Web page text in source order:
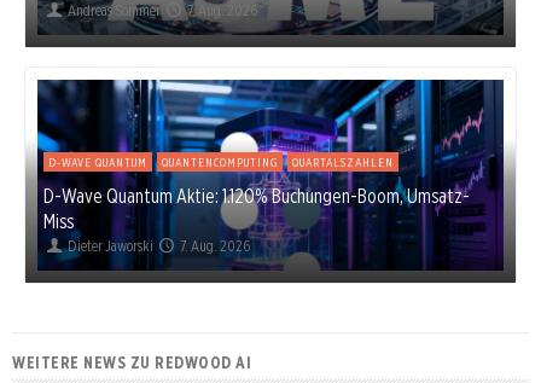
Andreas Sommer 7. Aug. 2026
D-WAVE QUANTUM QUANTENCOMPUTING QUARTALSZAHLEN
D-Wave Quantum Aktie: 1.120% Buchungen-Boom, Umsatz-
Miss
Dieter Jaworski 7. Aug. 2026
WEITERE NEWS ZU REDWOOD AI